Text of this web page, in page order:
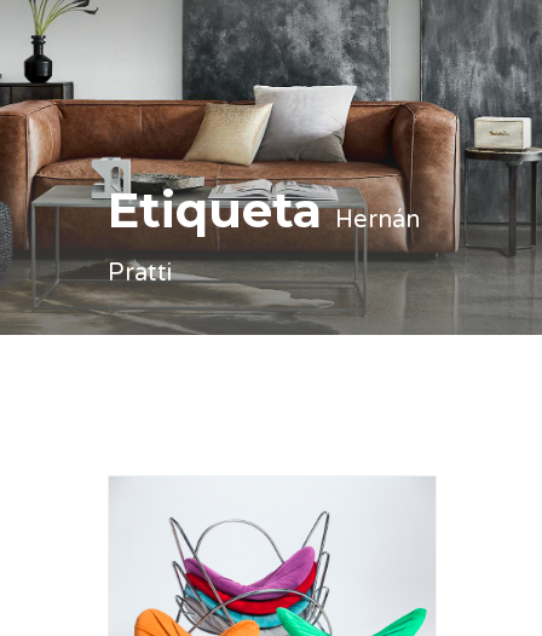
EtiquetaHernán
Pratti